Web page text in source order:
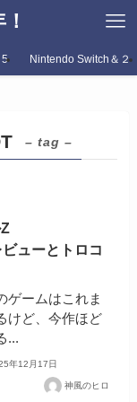
5 Nintendo Switch＆２
– tag –
ューとトロコ
ゲームはこれま
けど、今作ほど
...
年12月17日
神風のヒロ